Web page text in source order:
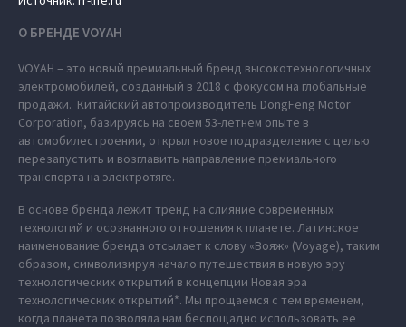
О БРЕНДЕ VOYAH
VOYAH – это новый премиальный бренд высокотехнологичных
электромобилей, созданный в 2018 с фокусом на глобальные
продажи. Китайский автопроизводитель DongFeng Motor
Corporation, базируясь на своем 53-летнем опыте в
автомобилестроении, открыл новое подразделение с целью
перезапустить и возглавить направление премиального
транспорта на электротяге.
В основе бренда лежит тренд на слияние современных
технологий и осознанного отношения к планете. Латинское
наименование бренда отсылает к слову «Вояж» (Voyage), таким
образом, символизируя начало путешествия в новую эру
технологических открытий в концепции Новая эра
технологических открытий*. Мы прощаемся с тем временем,
когда планета позволяла нам беспощадно использовать ее